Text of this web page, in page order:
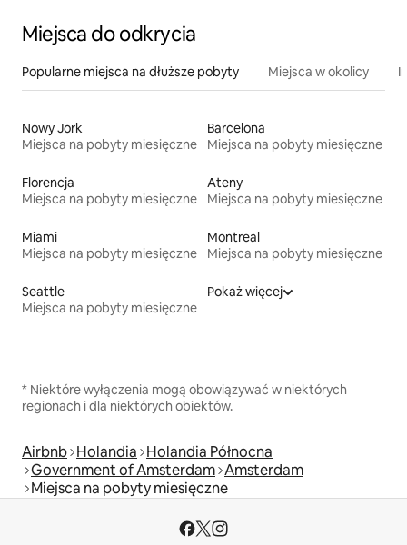
Miejsca do odkrycia
Popularne miejsca na dłuższe pobyty Miejsca w okolicy
Nowy Jork
Miejsca na pobyty miesięczne
Barcelona
Miejsca na pobyty miesięczne
Florencja
Miejsca na pobyty miesięczne
Ateny
Miejsca na pobyty miesięczne
Miami
Miejsca na pobyty miesięczne
Montreal
Miejsca na pobyty miesięczne
Seattle
Miejsca na pobyty miesięczne
Pokaż więcej
* Niektóre wyłączenia mogą obowiązywać w niektórych
regionach i dla niektórych obiektów.
Airbnb Holandia Holandia Północna
Government of Amsterdam Amsterdam
Miejsca na pobyty miesięczne